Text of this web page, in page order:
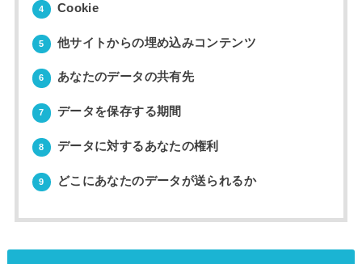
4 Cookie
5 他サイトからの埋め込みコンテンツ
6 あなたのデータの共有先
7 データを保存する期間
8 データに対するあなたの権利
9 どこにあなたのデータが送られるか